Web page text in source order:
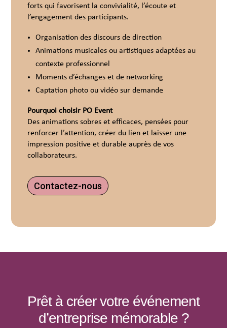
forts qui favorisent la convivialité, l’écoute et
l’engagement des participants.
Organisation des discours de direction
Animations musicales ou artistiques adaptées au
contexte professionnel
Moments d’échanges et de networking
Captation photo ou vidéo sur demande
Pourquoi choisir PO Event
Des animations sobres et efficaces, pensées pour
renforcer l’attention, créer du lien et laisser une
impression positive et durable auprès de vos
collaborateurs.
Contactez-nous
Prêt à créer votre événement
d’entreprise mémorable ?